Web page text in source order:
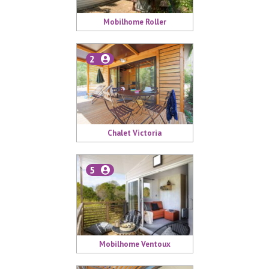
Mobilhome Roller
Chalet Victoria
2
Mobilhome Ventoux
5